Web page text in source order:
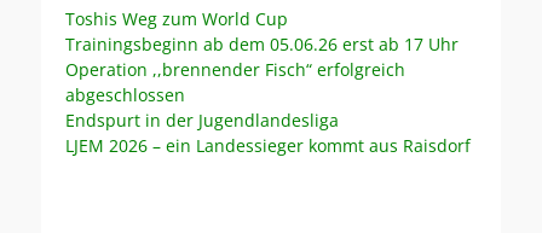
Toshis Weg zum World Cup
Trainingsbeginn ab dem 05.06.26 erst ab 17 Uhr
Operation ,,brennender Fisch“ erfolgreich
abgeschlossen
Endspurt in der Jugendlandesliga
LJEM 2026 – ein Landessieger kommt aus Raisdorf